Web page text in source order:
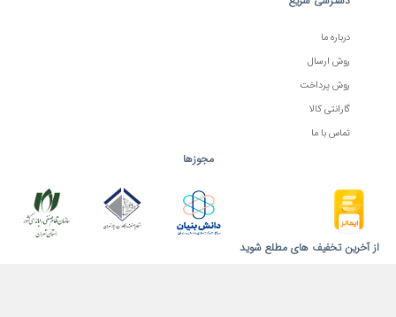
درباره ما
روش ارسال
روش پرداخت
گارانتی کالا
تماس با ما
مجوزها
از آخرین تخفیف های مطلع شوید